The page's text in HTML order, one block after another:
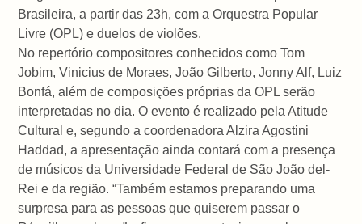
Brasileira, a partir das 23h, com a Orquestra Popular
Livre (OPL) e duelos de violões.
No repertório compositores conhecidos como Tom
Jobim, Vinicius de Moraes, João Gilberto, Jonny Alf, Luiz
Bonfá, além de composições próprias da OPL serão
interpretadas no dia. O evento é realizado pela Atitude
Cultural e, segundo a coordenadora Alzira Agostini
Haddad, a apresentação ainda contará com a presença
de músicos da Universidade Federal de São João del-
Rei e da região. “Também estamos preparando uma
surpresa para as pessoas que quiserem passar o